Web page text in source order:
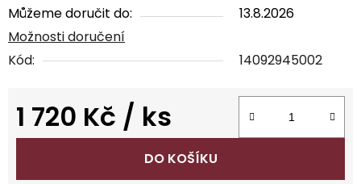
Můžeme doručit do:
13.8.2026
Možnosti doručení
Kód:
14092945002
1 720 Kč / ks
Měrná cena:
DO KOŠÍKU